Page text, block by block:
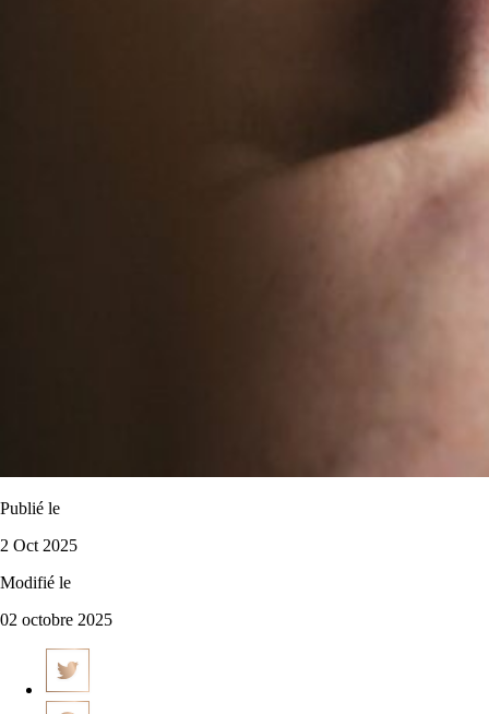
Publié le
2 Oct 2025
Modifié le
02 octobre 2025